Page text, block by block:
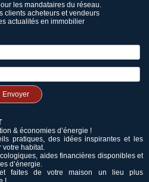
les mandataires du réseau.
clients acheteurs et vendeurs
actualités en immobilier
Envoyer
& économies d’énergie !
pratiques, des idées inspirantes et les
votre habitat.
aides financières disponibles et
d’énergie.
et faites de votre maison un lieu plus